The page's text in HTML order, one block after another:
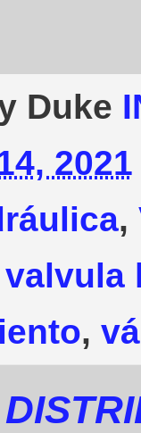
Duke
2021
,
valvula
,